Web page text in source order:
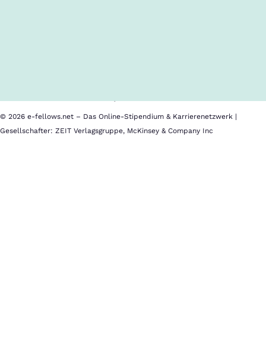
© 2026 e-fellows.net – Das Online-Stipendium & Karrierenetzwerk |
Gesellschafter: ZEIT Verlagsgruppe, McKinsey & Company Inc